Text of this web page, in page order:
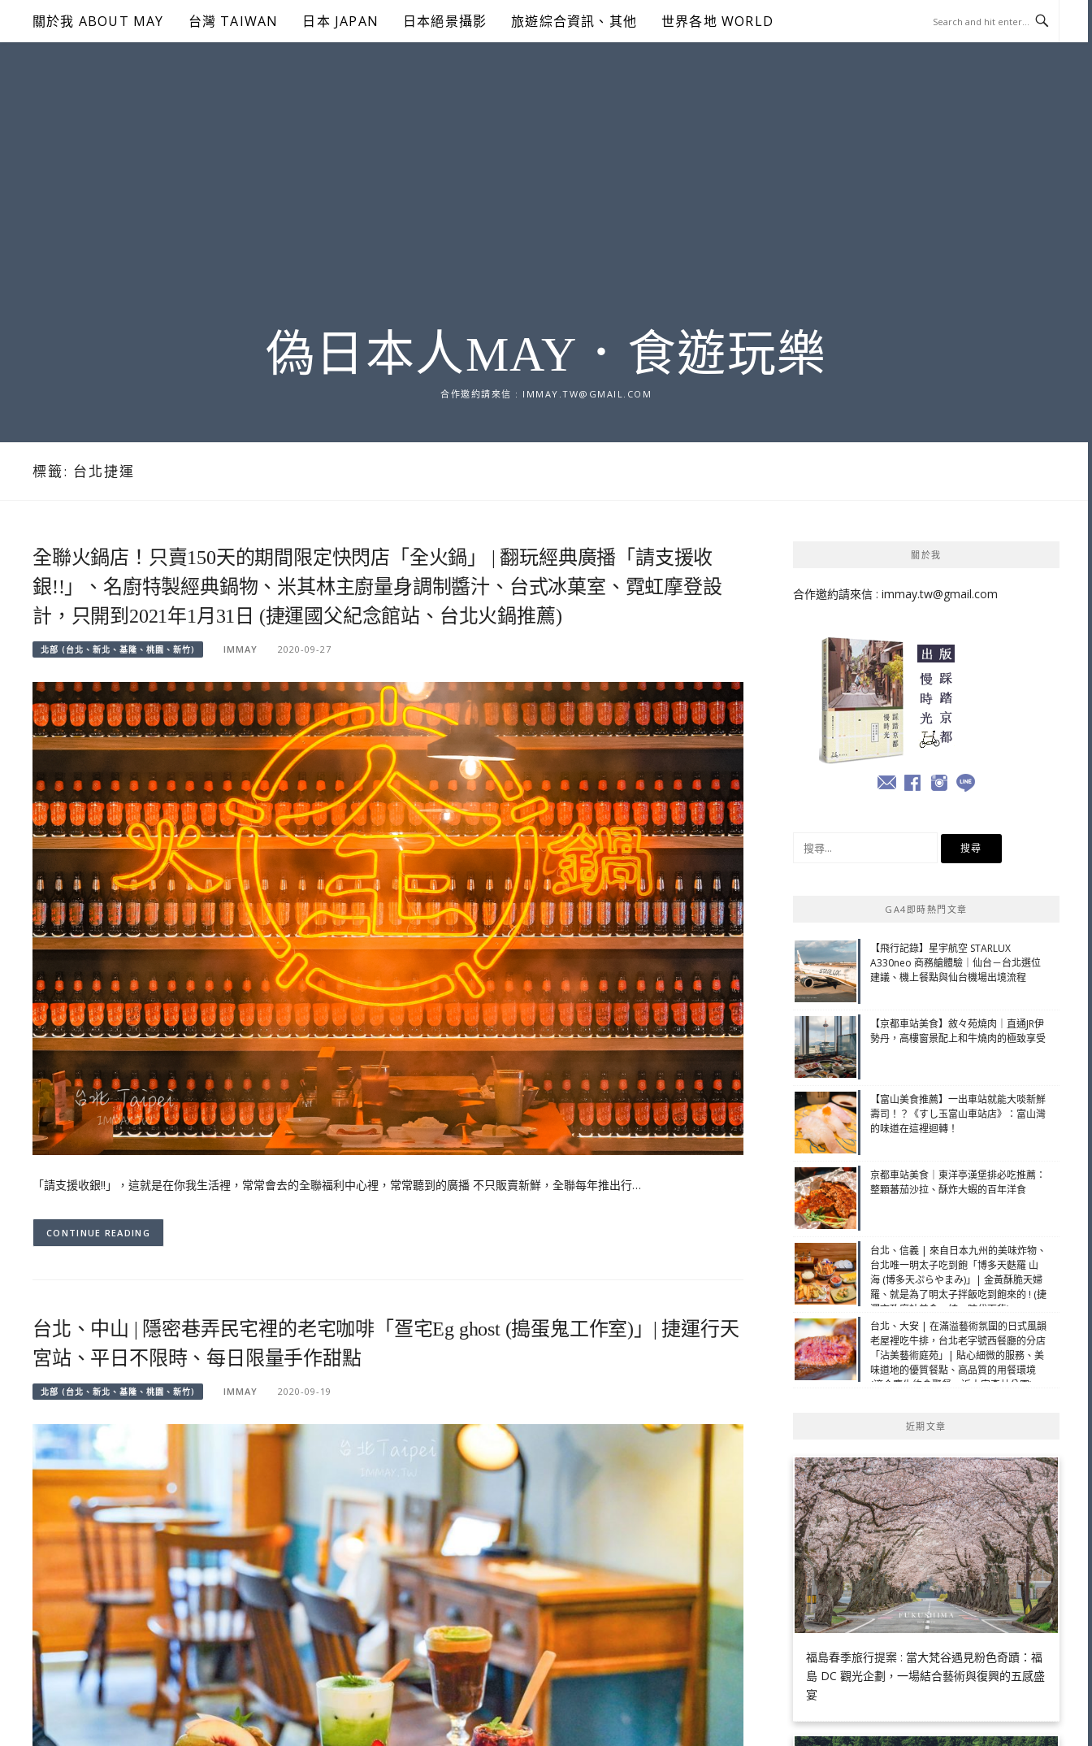
content
關於我 ABOUT MAY 台灣 TAIWAN 日本 JAPAN 日本絕景攝影 旅遊綜合資訊、其他 世界各地 WORLD
偽日本人MAY．食遊玩樂
合作邀約請來信 : IMMAY.TW@GMAIL.COM
標籤: 台北捷運
全聯火鍋店！只賣150天的期間限定快閃店「全火鍋」 | 翻玩經典廣播「請支援收
銀!!」、名廚特製經典鍋物、米其林主廚量身調制醬汁、台式冰菓室、霓虹摩登設
計，只開到2021年1月31日 (捷運國父紀念館站、台北火鍋推薦)
北部 (台北、新北、基隆、桃園、新竹) IMMAY 2020-09-27
「請支援收銀!!」，這就是在你我生活裡，常常會去的全聯福利中心裡，常常聽到的廣播 不只販賣新鮮，全聯每年推出行…
CONTINUE READING
台北、中山 | 隱密巷弄民宅裡的老宅咖啡「疍宅Eg ghost (搗蛋鬼工作室)」| 捷運行天
宮站、平日不限時、每日限量手作甜點
北部 (台北、新北、基隆、桃園、新竹) IMMAY 2020-09-19
關於我
合作邀約請來信 : immay.tw@gmail.com
GA4即時熱門文章
【飛行記錄】星宇航空 STARLUX
A330neo 商務艙體驗｜仙台－台北選位
建議、機上餐點與仙台機場出境流程
【京都車站美食】敘々苑燒肉｜直通JR伊
勢丹，高樓窗景配上和牛燒肉的極致享受
【富山美食推薦】一出車站就能大啖新鮮
壽司！？《すし玉富山車站店》：富山灣
的味道在這裡迴轉！
京都車站美食｜東洋亭漢堡排必吃推薦：
整顆蕃茄沙拉、酥炸大蝦的百年洋食
台北、信義 | 來自日本九州的美味炸物、
台北唯一明太子吃到飽「博多天麩羅 山
海 (博多天ぷらやまみ)」| 金黃酥脆天婦
羅、就是為了明太子拌飯吃到飽來的 ! (捷
運市政府站美食、統一時代百貨)
台北、大安 | 在滿溢藝術氛圍的日式風韻
老屋裡吃牛排，台北老字號西餐廳的分店
「沾美藝術庭苑」| 貼心細微的服務、美
味道地的優質餐點、高品質的用餐環境
(適合慶生約會聚餐、近大安森林公園)
近期文章
福島春季旅行提案 : 當大梵谷遇見粉色奇蹟：福
島 DC 觀光企劃，一場結合藝術與復興的五感盛
宴